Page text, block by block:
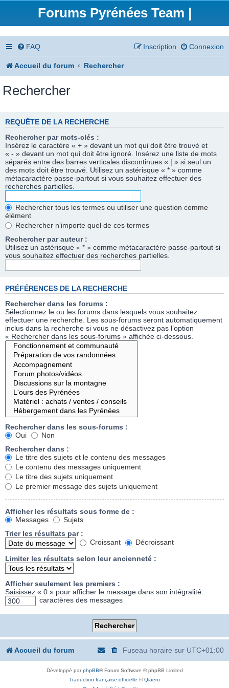
Forums Pyrénées Team |
FAQ Connexion
Inscription
Accueil du forum Rechercher
Rechercher
REQUÊTE DE LA RECHERCHE
Rechercher par mots-clés :
Insérez le caractère « + » devant un mot qui doit être trouvé et
« - » devant un mot qui doit être ignoré. Insérez une liste de mots
séparés entre des barres verticales discontinues « | » si seul un
des mots doit être trouvé. Utilisez un astérisque « * » comme
métacaractère passe-partout si vous souhaitez effectuer des
recherches partielles.
Rechercher tous les termes ou utiliser une question comme
élément
Rechercher n’importe quel de ces termes
Rechercher par auteur :
Utilisez un astérisque « * » comme métacaractère passe-partout si
vous souhaitez effectuer des recherches partielles.
PRÉFÉRENCES DE LA RECHERCHE
Rechercher dans les forums :
Sélectionnez le ou les forums dans lesquels vous souhaitez
effectuer une recherche. Les sous-forums seront automatiquement
inclus dans la recherche si vous ne désactivez pas l’option
« Rechercher dans les sous-forums » affichée ci-dessous.
Rechercher dans les sous-forums :
Oui
Non
Rechercher dans :
Le titre des sujets et le contenu des messages
Le contenu des messages uniquement
Le titre des sujets uniquement
Le premier message des sujets uniquement
Afficher les résultats sous forme de :
Messages
Sujets
Trier les résultats par :
Croissant
Décroissant
Limiter les résultats selon leur ancienneté :
Afficher seulement les premiers :
Saisissez « 0 » pour afficher le message dans son intégralité.
caractères des messages
Accueil du forum Fuseau horaire sur UTC+01:00
Développé parphpBB® Forum Software © phpBB Limited
Traduction française officielle ©Qiaeru